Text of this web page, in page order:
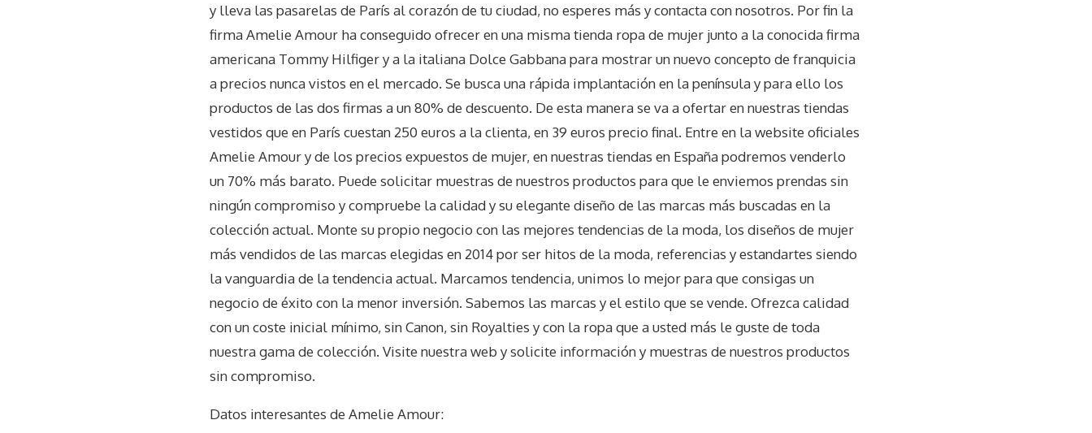
y lleva las pasarelas de París al corazón de tu ciudad, no esperes más y contacta con nosotros. Por fin la
firma Amelie Amour ha conseguido ofrecer en una misma tienda ropa de mujer junto a la conocida firma
americana Tommy Hilfiger y a la italiana Dolce Gabbana para mostrar un nuevo concepto de franquicia
a precios nunca vistos en el mercado. Se busca una rápida implantación en la península y para ello los
productos de las dos firmas a un 80% de descuento. De esta manera se va a ofertar en nuestras tiendas
vestidos que en París cuestan 250 euros a la clienta, en 39 euros precio final. Entre en la website oficiales
Amelie Amour y de los precios expuestos de mujer, en nuestras tiendas en España podremos venderlo
un 70% más barato. Puede solicitar muestras de nuestros productos para que le enviemos prendas sin
ningún compromiso y compruebe la calidad y su elegante diseño de las marcas más buscadas en la
colección actual. Monte su propio negocio con las mejores tendencias de la moda, los diseños de mujer
más vendidos de las marcas elegidas en 2014 por ser hitos de la moda, referencias y estandartes siendo
la vanguardia de la tendencia actual. Marcamos tendencia, unimos lo mejor para que consigas un
negocio de éxito con la menor inversión. Sabemos las marcas y el estilo que se vende. Ofrezca calidad
con un coste inicial mínimo, sin Canon, sin Royalties y con la ropa que a usted más le guste de toda
nuestra gama de colección. Visite nuestra web y solicite información y muestras de nuestros productos
sin compromiso.​
Datos interesantes de Amelie Amour: